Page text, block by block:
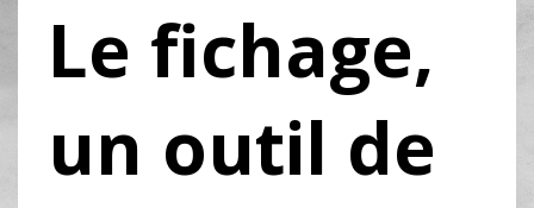
Le fichage,
un outil de